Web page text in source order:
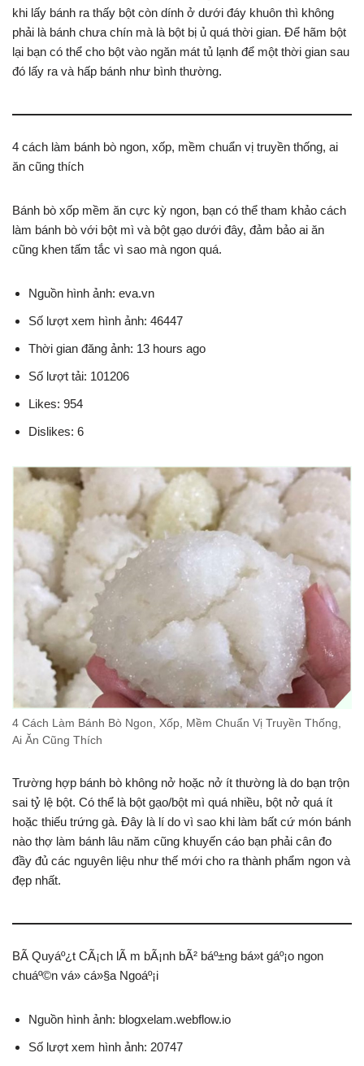
khi lấy bánh ra thấy bột còn dính ở dưới đáy khuôn thì không
phải là bánh chưa chín mà là bột bị ủ quá thời gian. Để hãm bột
lại bạn có thể cho bột vào ngăn mát tủ lạnh để một thời gian sau
đó lấy ra và hấp bánh như bình thường.
4 cách làm bánh bò ngon, xốp, mềm chuẩn vị truyền thống, ai
ăn cũng thích
Bánh bò xốp mềm ăn cực kỳ ngon, bạn có thể tham khảo cách
làm bánh bò với bột mì và bột gạo dưới đây, đảm bảo ai ăn
cũng khen tấm tắc vì sao mà ngon quá.
Nguồn hình ảnh: eva.vn
Số lượt xem hình ảnh: 46447
Thời gian đăng ảnh: 13 hours ago
Số lượt tải: 101206
Likes: 954
Dislikes: 6
4 Cách Làm Bánh Bò Ngon, Xốp, Mềm Chuẩn Vị Truyền Thống,
Ai Ăn Cũng Thích
Trường hợp bánh bò không nở hoặc nở ít thường là do bạn trộn
sai tỷ lệ bột. Có thể là bột gạo/bột mì quá nhiều, bột nở quá ít
hoặc thiếu trứng gà. Đây là lí do vì sao khi làm bất cứ món bánh
nào thợ làm bánh lâu năm cũng khuyến cáo bạn phải cân đo
đầy đủ các nguyên liệu như thế mới cho ra thành phẩm ngon và
đẹp nhất.
BÃ­ Quyáº¿t CÃ¡ch lÃ m bÃ¡nh bÃ² báº±ng bá»t gáº¡o ngon
chuáº©n vá» cá»§a Ngoáº¡i
Nguồn hình ảnh: blogxelam.webflow.io
Số lượt xem hình ảnh: 20747